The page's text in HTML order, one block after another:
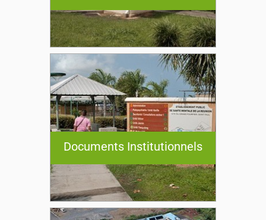
Documents Institutionnels